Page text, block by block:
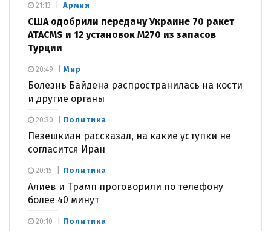
Армия
США одобрили передачу Украине 70 ракет
ATACMS и 12 установок M270 из запасов
Турции
21:13
Мир
Болезнь Байдена распространилась на кости
и другие органы
20:49
Политика
Пезешкиан рассказал, на какие уступки не
согласится Иран
20:30
Политика
Алиев и Трамп проговорили по телефону
более 40 минут
20:15
Политика
20:10